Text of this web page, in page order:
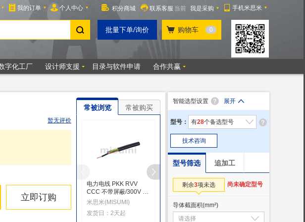
暂无评价
立即订购
常被浏览 常被购买
电力电线 PKK RVV
CCC 不带屏蔽/300V 固
定电缆
米思米(MISUMI)
发货日：2天起
电缆 UL2464规格/细径/
耐油耐环境/不带屏
缆型
米思米(MISUMI)
发货日：当天起
电缆 非标/彩芯/不带屏
发货日：当天起
智能选型设置 展开
型号： 有28个备选型号
技术咨询
型号筛选 追加工
剩余3项未选 尚未确定型号
导体截面积(mm²)